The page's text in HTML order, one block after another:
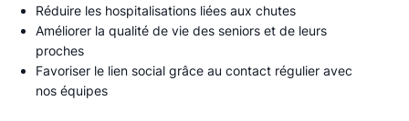
Réduire les hospitalisations liées aux chutes
Améliorer la qualité de vie des seniors et de leurs
proches
Favoriser le lien social grâce au contact régulier avec
nos équipes